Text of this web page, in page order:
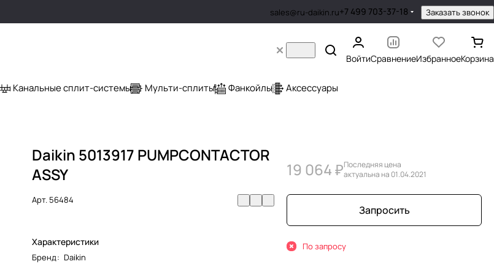
sales@ru-daikin.ru+7 499 703-37-18 Заказать звонок
ВойтиСравнениеИзбранноеКорзина
Канальные сплит-системы Мульти-сплиты Фанкойлы Аксессуары
Daikin 5013917 PUMPCONTACTOR
ASSY
Арт. 56484
Характеристики
Бренд: Daikin
19 064 ₽Последняя цена
актуальна на 01.04.2021
Запросить
По запросу